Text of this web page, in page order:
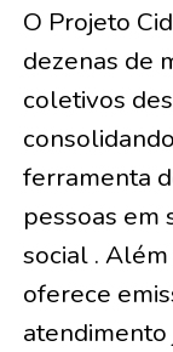
O Projeto
dezenas de
coletivos
ferramenta
pessoas em
social .
oferece
atendimento